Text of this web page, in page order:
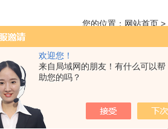
欢迎您！
来自局域网的朋友！有什么可以帮
助您的吗？
您的位置： 网站首页 >